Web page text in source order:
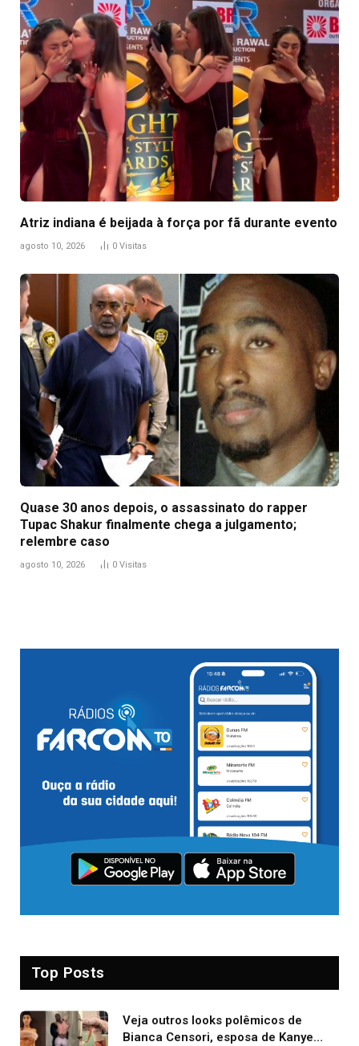
Atriz indiana é beijada à força por fã durante evento
agosto 10, 2026 0 Visitas
Quase 30 anos depois, o assassinato do rapper
Tupac Shakur finalmente chega a julgamento;
relembre caso
agosto 10, 2026 0 Visitas
Top Posts
Veja outros looks polêmicos de
Bianca Censori, esposa de Kanye